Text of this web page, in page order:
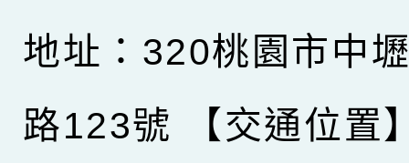
地址：320桃園市中
路123號
【交通位置